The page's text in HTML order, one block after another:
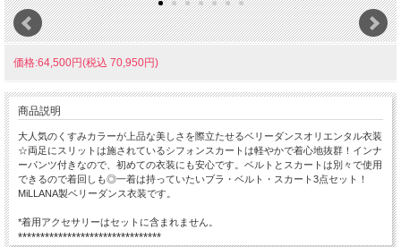
価格:64,500円(税込 70,950円)
商品説明
大人気のくすみカラーが上品な美しさを際立たせるベリーダンスオリエンタル衣装
☆両足にスリットは施されているシフォンスカートは軽やかで着心地抜群！インナ
ーパンツ付きなので、初めての衣装にも安心です。ベルトとスカートは別々で使用
できるので着回しも◎一着は持っていたいブラ・ベルト・スカート3点セット！
MiLLANA製ベリーダンス衣装です。
*着用アクセサリーはセットに含まれません。
********************************